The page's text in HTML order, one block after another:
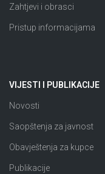
Zahtjevi i obrasci
Pristup informacijama
VIJESTI I PUBLIKACIJE
Novosti
Saopštenja za javnost
Obavještenja za kupce
Publikacije